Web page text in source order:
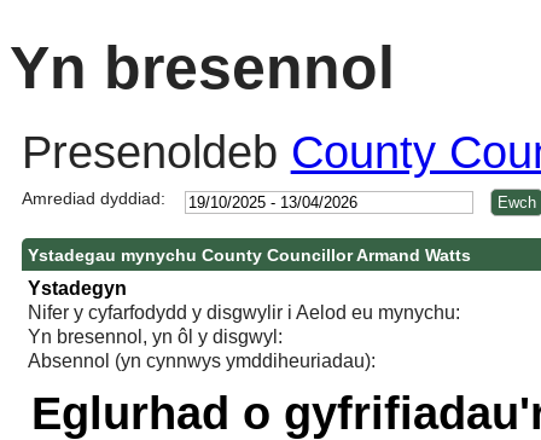
Yn bresennol
Presenoldeb County
Amrediad dyddiad:
Ystadegau mynychu County Councillor Armand Watts
Ystadegyn
Nifer y cyfarfodydd y disgwylir i Aelod eu mynychu:
Yn bresennol, yn ôl y disgwyl:
Absennol (yn cynnwys ymddiheuriadau):
Eglurhad o